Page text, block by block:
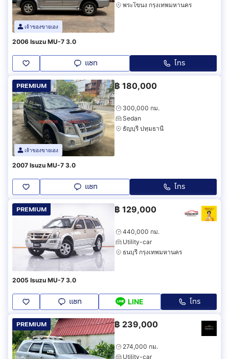
เจ้าของขายเอง
พระโขนง กรุงเทพมหานคร
2006 Isuzu MU-7 3.0
แชท โทร
PREMIUM
เจ้าของขายเอง
฿ 180,000
300,000 กม.
Sedan
ธัญบุรี ปทุมธานี
2007 Isuzu MU-7 3.0
แชท โทร
PREMIUM ฿ 129,000
440,000 กม.
Utility-car
ธนบุรี กรุงเทพมหานคร
2005 Isuzu MU-7 3.0
แชท LINE โทร
PREMIUM ฿ 239,000
274,000 กม.
Utility-car